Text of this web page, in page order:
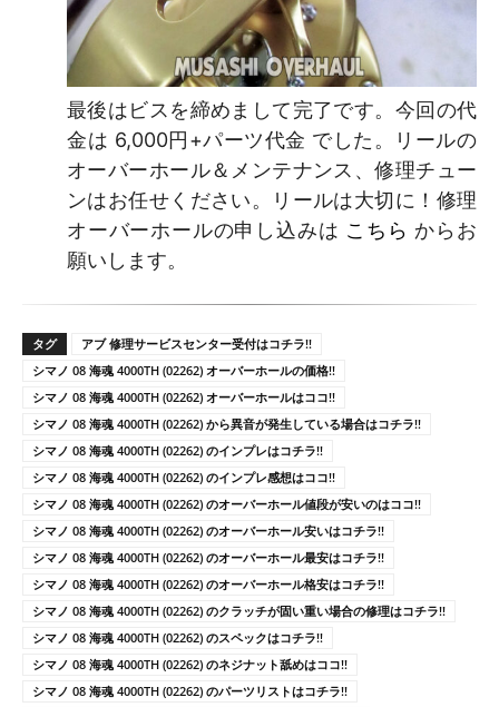
最後はビスを締めまして完了です。今回の代
金は 6,000円+パーツ代金 でした。リールの
オーバーホール＆メンテナンス、修理チュー
ンはお任せください。リールは大切に！修理
オーバーホールの申し込みは こちら からお
願いします。
タグ
アブ 修理サービスセンター受付はコチラ!!
シマノ 08 海魂 4000TH (02262) オーバーホールの価格!!
シマノ 08 海魂 4000TH (02262) オーバーホールはココ!!
シマノ 08 海魂 4000TH (02262) から異音が発生している場合はコチラ!!
シマノ 08 海魂 4000TH (02262) のインプレはコチラ!!
シマノ 08 海魂 4000TH (02262) のインプレ感想はココ!!
シマノ 08 海魂 4000TH (02262) のオーバーホール値段が安いのはココ!!
シマノ 08 海魂 4000TH (02262) のオーバーホール安いはコチラ!!
シマノ 08 海魂 4000TH (02262) のオーバーホール最安はコチラ!!
シマノ 08 海魂 4000TH (02262) のオーバーホール格安はコチラ!!
シマノ 08 海魂 4000TH (02262) のクラッチが固い重い場合の修理はコチラ!!
シマノ 08 海魂 4000TH (02262) のスペックはコチラ!!
シマノ 08 海魂 4000TH (02262) のネジナット舐めはココ!!
シマノ 08 海魂 4000TH (02262) のパーツリストはコチラ!!